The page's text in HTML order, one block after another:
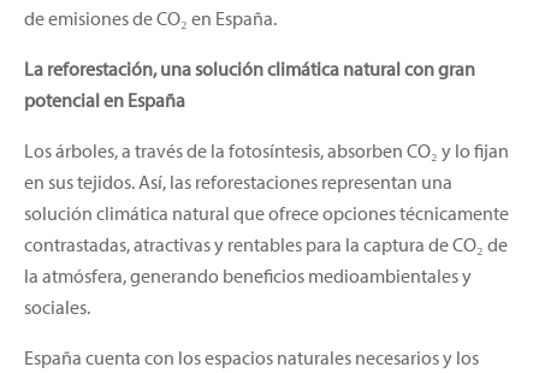
de emisiones de CO₂ en España.
La reforestación, una solución climática natural con gran
potencial en España
Los árboles, a través de la fotosíntesis, absorben CO₂ y lo fijan
en sus tejidos. Así, las reforestaciones representan una
solución climática natural que ofrece opciones técnicamente
contrastadas, atractivas y rentables para la captura de CO₂ de
la atmósfera, generando beneficios medioambientales y
sociales.
España cuenta con los espacios naturales necesarios y los